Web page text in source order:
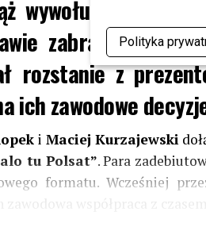
Polityka
wywołuje
zabrał sam
rozstanie z
ich zawodowe
i Maciej Kurzajewski
tu Polsat”. Para
formatu. Wcześniej